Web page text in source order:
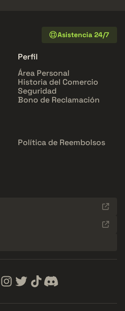
Asistencia 24/7
Perfil
Área Personal
Historia del Comercio
Seguridad
Bono de Reclamación
Política de Reembolsos